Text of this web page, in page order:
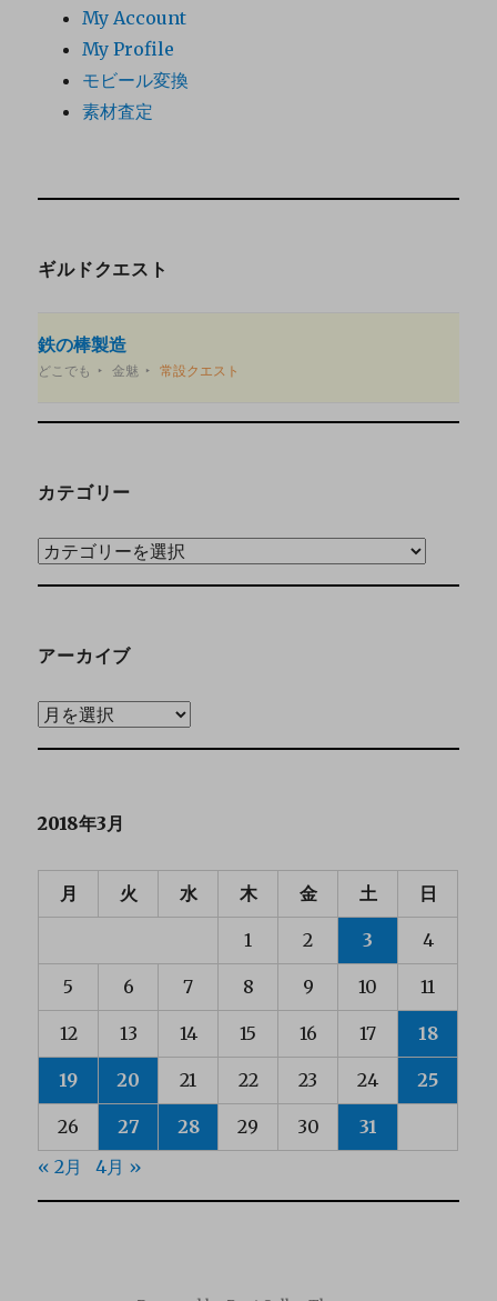
My Account
My Profile
モビール変換
素材査定
ギルドクエスト
鉄の棒製造
どこでも 金魅 常設クエスト
カテゴリー
アーカイブ
2018年3月
月 火 水 木 金 土 日
1 2 3 4
5 6 7 8 9 10 11
12 13 14 15 16 17 18
19 20 21 22 23 24 25
26 27 28 29 30
31
« 2月
4月 »